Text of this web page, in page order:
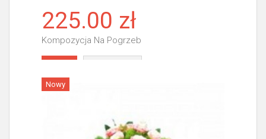
225.00 zł
Kompozycja Na Pogrzeb
Nowy